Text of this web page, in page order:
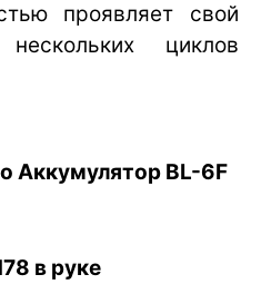
проявляет свой
циклов
Аккумулятор BL-6F
в руке